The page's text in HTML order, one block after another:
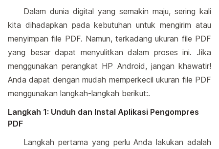
Dalam dunia digital yang semakin maju, sering kali
kita dihadapkan pada kebutuhan untuk mengirim atau
menyimpan file PDF. Namun, terkadang ukuran file PDF
yang besar dapat menyulitkan dalam proses ini. Jika
menggunakan perangkat HP Android, jangan khawatir!
Anda dapat dengan mudah memperkecil ukuran file PDF
menggunakan langkah-langkah berikut:.
Langkah 1: Unduh dan Instal Aplikasi Pengompres
PDF
Langkah pertama yang perlu Anda lakukan adalah